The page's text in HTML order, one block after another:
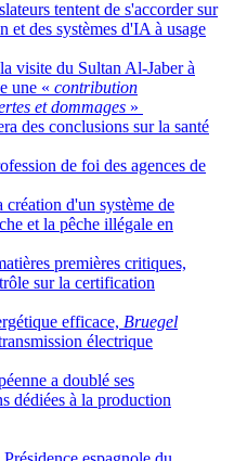
tentent de s'accorder sur
et des systèmes d'IA à usage
visite du Sultan Al-Jaber à
une « contribution
et dommages »
des conclusions sur la santé
de foi des agences de
création d'un système de
et la pêche illégale en
premières critiques,
sur la certification
efficace, Bruegel
électrique
a doublé ses
dédiées à la production